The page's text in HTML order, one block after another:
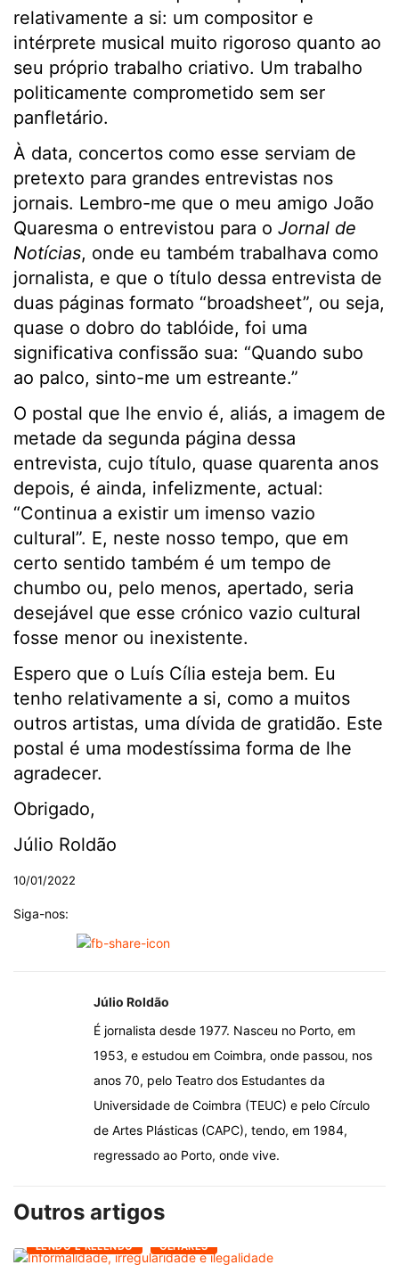
relativamente a si: um compositor e
intérprete musical muito rigoroso quanto ao
seu próprio trabalho criativo. Um trabalho
politicamente comprometido sem ser
panfletário.
À data, concertos como esse serviam de
pretexto para grandes entrevistas nos
jornais. Lembro-me que o meu amigo João
Quaresma o entrevistou para o Jornal de
Notícias, onde eu também trabalhava como
jornalista, e que o título dessa entrevista de
duas páginas formato “broadsheet”, ou seja,
quase o dobro do tablóide, foi uma
significativa confissão sua: “Quando subo
ao palco, sinto-me um estreante.”
O postal que lhe envio é, aliás, a imagem de
metade da segunda página dessa
entrevista, cujo título, quase quarenta anos
depois, é ainda, infelizmente, actual:
“Continua a existir um imenso vazio
cultural”. E, neste nosso tempo, que em
certo sentido também é um tempo de
chumbo ou, pelo menos, apertado, seria
desejável que esse crónico vazio cultural
fosse menor ou inexistente.
Espero que o Luís Cília esteja bem. Eu
tenho relativamente a si, como a muitos
outros artistas, uma dívida de gratidão. Este
postal é uma modestíssima forma de lhe
agradecer.
Obrigado,
Júlio Roldão
10/01/2022
Siga-nos:
Júlio Roldão
É jornalista desde 1977. Nasceu no Porto, em
1953, e estudou em Coimbra, onde passou, nos
anos 70, pelo Teatro dos Estudantes da
Universidade de Coimbra (TEUC) e pelo Círculo
de Artes Plásticas (CAPC), tendo, em 1984,
regressado ao Porto, onde vive.
Outros artigos
LENDO E RELENDO OLHARES